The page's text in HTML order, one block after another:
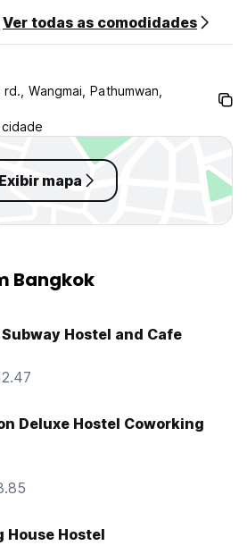
Ver todas as comodidades
Wangmai, Pathumwan,
Exibir mapa
Bangkok
Hostel and Cafe
Deluxe Hostel Coworking
House Hostel